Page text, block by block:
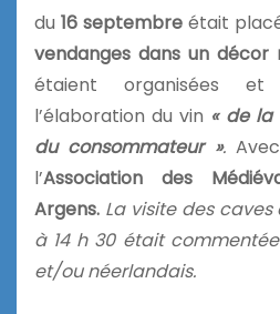
du 16 septembre était
vendanges dans un décor
étaient organisées et
l’élaboration du vin « de la
du consommateur ».
l’Association des
Argens. La visite des
à 14 h 30 était
et/ou néerlandais.